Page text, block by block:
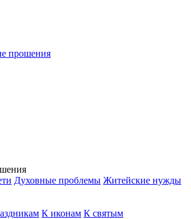
прошения
Духовные проблемы Житейские нужды
К иконам К святым